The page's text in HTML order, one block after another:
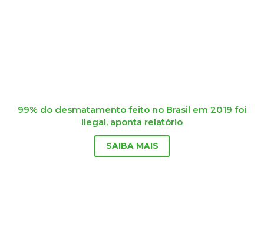
99% do desmatamento feito no Brasil em 2019 foi
ilegal, aponta relatório
SAIBA MAIS